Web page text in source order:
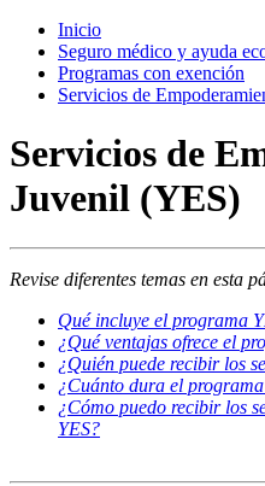
Inicio
Seguro médico y ayuda
Programas con exención
Servicios de
Servicios de
Juvenil (YES)
Revise diferentes temas en esta
Qué incluye el programa
¿Qué ventajas ofrece el
¿Quién puede recibir los
¿Cuánto dura el
¿Cómo puedo recibir los
YES?